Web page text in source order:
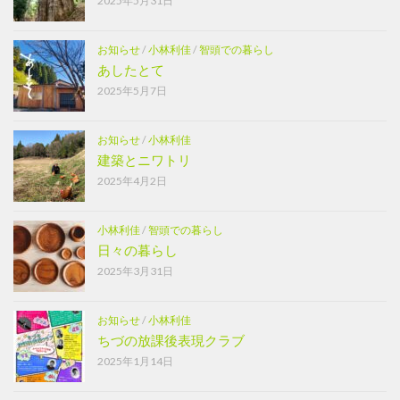
お知らせ/小林利佳/智頭での暮らし
あしたとて
2025年5月7日
お知らせ/小林利佳
建築とニワトリ
2025年4月2日
小林利佳/智頭での暮らし
日々の暮らし
2025年3月31日
お知らせ/小林利佳
ちづの放課後表現クラブ
2025年1月14日